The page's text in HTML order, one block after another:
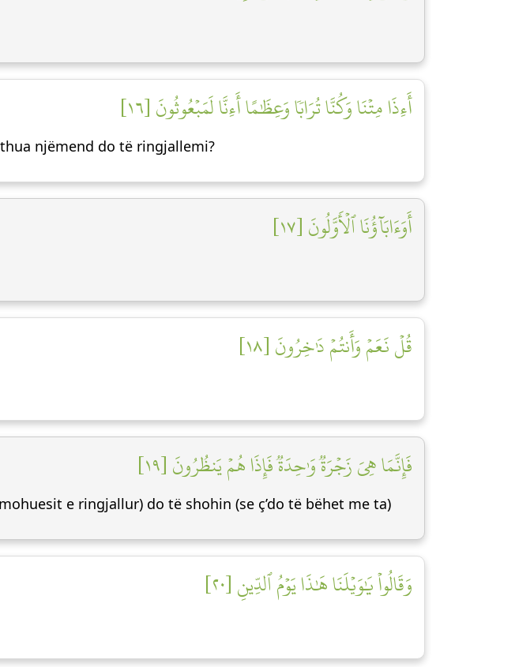
أَءِذَا مِتۡنَا وَكُنَّا تُرَابٗا وَعِظَٰمًا أَءِنَّا لَمَبۡعُوثُونَ [١٦]
njëmend do të ringjallemi?
أَوَءَابَآؤُنَا ٱلۡأَوَّلُونَ [١٧]
قُلۡ نَعَمۡ وَأَنتُمۡ دَٰخِرُونَ [١٨]
فَإِنَّمَا هِيَ زَجۡرَةٞ وَٰحِدَةٞ فَإِذَا هُمۡ يَنظُرُونَ [١٩]
e ringjallur) do të shohin (se ç’do të bëhet me ta)
وَقَالُواْ يَٰوَيۡلَنَا هَٰذَا يَوۡمُ ٱلدِّينِ [٢٠]